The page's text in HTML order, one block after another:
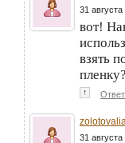
31
вот!
взять
↑
31